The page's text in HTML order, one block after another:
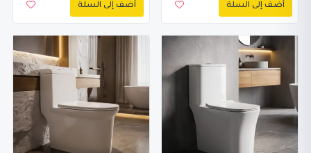
أضف إلى السلة أضف إلى السلة